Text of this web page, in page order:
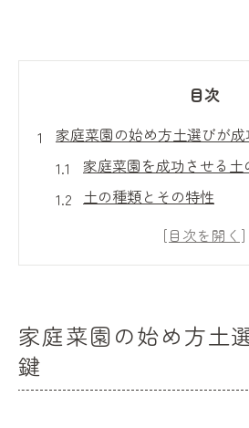
目次
家庭菜園の始め方土選びが
家庭菜園を成功させる土
土の種類とその特性
初心者が選ぶべき土のポ
土の選び方で収穫量を増
健康な野菜を育てるための
家庭菜園の始め方土
鍵